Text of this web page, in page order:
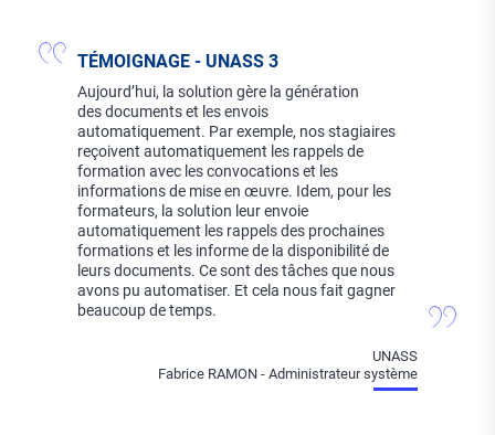
TÉMOIGNAGE - UNASS 3
Aujourd’hui, la solution gère la génération
des documents et les envois
automatiquement. Par exemple, nos stagiaires
reçoivent automatiquement les rappels de
formation avec les convocations et les
informations de mise en œuvre. Idem, pour les
formateurs, la solution leur envoie
automatiquement les rappels des prochaines
formations et les informe de la disponibilité de
leurs documents. Ce sont des tâches que nous
avons pu automatiser. Et cela nous fait gagner
beaucoup de temps.
UNASS
Fabrice RAMON - Administrateur système